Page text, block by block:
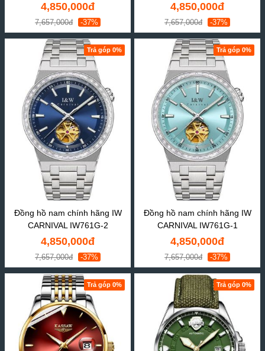
4,850,000đ
7,657,000đ -37%
4,850,000đ
7,657,000đ -37%
Trả góp 0%
Đồng hồ nam chính hãng IW
CARNIVAL IW761G-2
4,850,000đ
7,657,000đ -37%
Trả góp 0%
Đồng hồ nam chính hãng IW
CARNIVAL IW761G-1
4,850,000đ
7,657,000đ -37%
Trả góp 0% Trả góp 0%